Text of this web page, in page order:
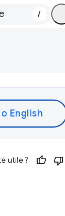
/
utile ?